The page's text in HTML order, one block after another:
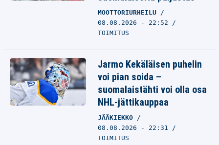
MOOTTORIURHEILU
08.08.2026 - 22:52
TOIMITUS
Jarmo Kekäläisen puhelin
voi pian soida –
suomalaistähti voi olla osa
NHL-jättikauppaa
JÄÄKIEKKO
08.08.2026 - 22:31
TOIMITUS